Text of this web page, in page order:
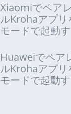
Xiaomiでペア
ルKrohaアプ
モードで起動
Huaweiでペア
ルKrohaアプ
モードで起動